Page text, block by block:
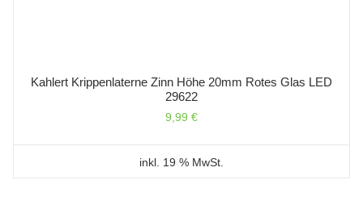
Kahlert Krippenlaterne Zinn Höhe 20mm Rotes Glas LED
29622
9,99 €
inkl. 19 % MwSt.